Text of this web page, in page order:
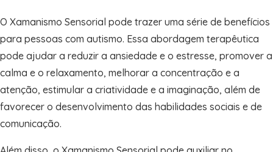
O Xamanismo Sensorial pode trazer uma série de benefícios
para pessoas com autismo. Essa abordagem terapêutica
pode ajudar a reduzir a ansiedade e o estresse, promover a
calma e o relaxamento, melhorar a concentração e a
atenção, estimular a criatividade e a imaginação, além de
favorecer o desenvolvimento das habilidades sociais e de
comunicação.